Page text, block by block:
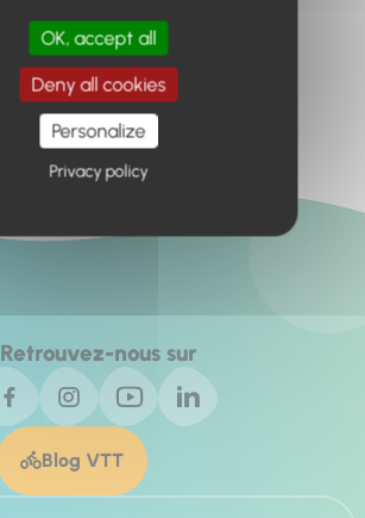
Retour à l'accueil
Retrouvez-nous sur
Blog VTT
OK, accept all
Deny all cookies
Personalize
Privacy policy